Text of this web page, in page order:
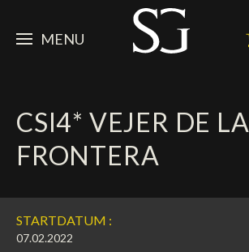
MENU
Porträt
Erfolge
Ambassador
NEWS
News
Dossiers
Kalender
PFERDE
Meine Turnierpferde
In memorium
SPONSOREN
Mäzene
FAN ZONE
CSI4* VEJER DE LA
FRONTERA
STARTDATUM :
07.02.2022